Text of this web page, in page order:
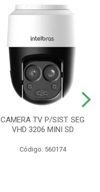
CAMERA TV P/SIST. SEG
VHD 3206 MINI SD
Código: 560174